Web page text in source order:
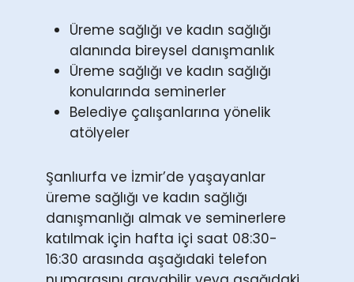
Üreme sağlığı ve kadın sağlığı
alanında bireysel danışmanlık
Üreme sağlığı ve kadın sağlığı
konularında seminerler
Belediye çalışanlarına yönelik
atölyeler
Şanlıurfa ve İzmir’de yaşayanlar
üreme sağlığı ve kadın sağlığı
danışmanlığı almak ve seminerlere
katılmak için hafta içi saat 08:30-
16:30 arasında aşağıdaki telefon